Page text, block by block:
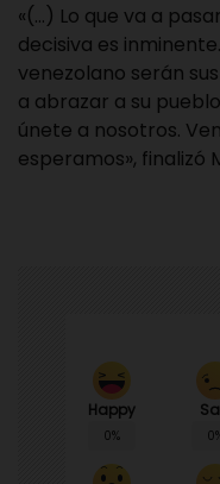
«(…) Lo que va a
decisiva es
venezolano serán
a abrazar a su
únete a nosotros.
esperamos», finalizó
Happy
0%